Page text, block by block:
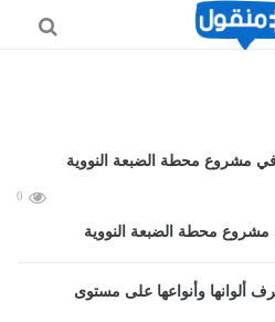
0
محطة الضبعة النووية